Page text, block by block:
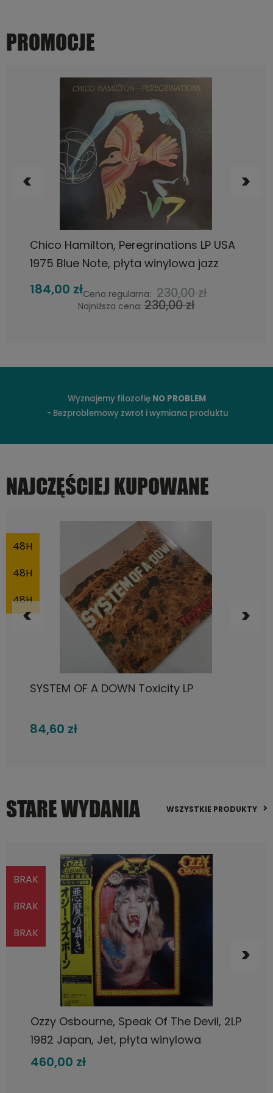
PROMOCJE
Bob James, One LP USA 1974, CTI, płyta
winylowa jazz
208,00 złCena regularna: 260,00 zł
Najniższa cena: 260,00 zł
DO KOSZYKA
Wyznajemy filozofię NO PROBLEM
- Bezproblemowy zwrot i wymiana produktu
NAJCZĘŚCIEJ KUPOWANE
Fleetwood Mac, Rumours LP
105,72 zł
DO KOSZYKA
WSZYSTKIE PRODUKTY
STARE WYDANIA
Ozzy Osbourne, Speak Of The Devil, 2LP
1982 Japan, Jet, płyta winylowa
460,00 zł
POWIADOM O DOSTĘPNOŚCI
BRAK
BRAK
BRAK